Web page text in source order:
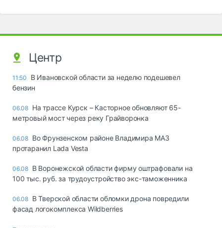
Центр
11:50
В Ивановской области за неделю подешевел
бензин
06.08 На трассе Курск – Касторное обновляют 65-
метровый мост через реку Грайворонка
06.08 Во Фрунзенском районе Владимира МАЗ
протаранил Lada Vesta
06.08 В Воронежской области фирму оштрафовали на
100 тыс. руб. за трудоустройство экс-таможенника
06.08 В Тверской области обломки дрона повредили
фасад логокомплекса Wildberries